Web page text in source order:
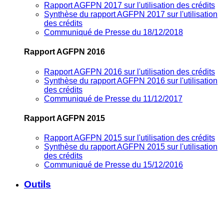
Rapport AGFPN 2017 sur l'utilisation des crédits
Synthèse du rapport AGFPN 2017 sur l'utilisation
des crédits
Communiqué de Presse du 18/12/2018
Rapport AGFPN 2016
Rapport AGFPN 2016 sur l'utilisation des crédits
Synthèse du rapport AGFPN 2016 sur l'utilisation
des crédits
Communiqué de Presse du 11/12/2017
Rapport AGFPN 2015
Rapport AGFPN 2015 sur l'utilisation des crédits
Synthèse du rapport AGFPN 2015 sur l'utilisation
des crédits
Communiqué de Presse du 15/12/2016
Outils